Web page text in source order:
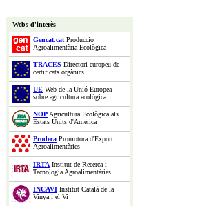
Webs d'interès
Gencat.catProducció
Agroalimentària Ecològica
TRACES Directori europeu de
certificats orgànics
UE Web de la Unió Europea
sobre agricultura ecològica
NOPAgricultura Ecològica als
Estats Units d'Amèrica
Prodeca Promotora d'Export.
Agroalimentàries
IRTA Institut de Recerca i
Tecnologia Agroalimentàries
INCAVI Institut Català de la
Vinya i el Vi